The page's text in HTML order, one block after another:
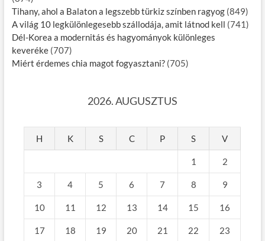
Tihany, ahol a Balaton a legszebb türkiz színben ragyog (849)
A világ 10 legkülönlegesebb szállodája, amit látnod kell (741)
Dél-Korea a modernitás és hagyományok különleges
keveréke (707)
Miért érdemes chia magot fogyasztani? (705)
2026. AUGUSZTUS
H K S C P S V
1 2
3 4 5 6 7 8 9
10 11 12 13 14 15 16
17 18 19 20 21 22 23